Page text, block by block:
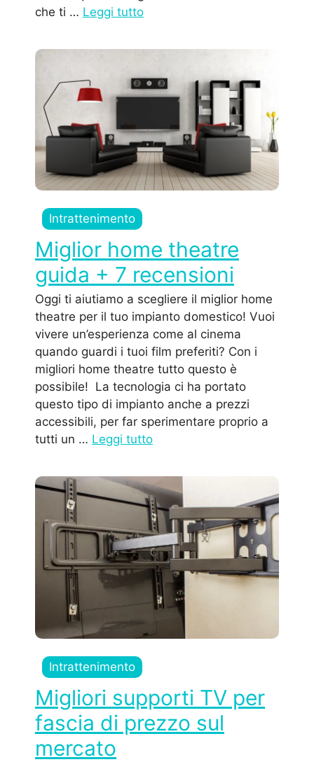
che ti … Leggi tutto
Intrattenimento
Miglior home theatre
guida + 7 recensioni
Oggi ti aiutiamo a scegliere il miglior home
theatre per il tuo impianto domestico! Vuoi
vivere un’esperienza come al cinema
quando guardi i tuoi film preferiti? Con i
migliori home theatre tutto questo è
possibile! La tecnologia ci ha portato
questo tipo di impianto anche a prezzi
accessibili, per far sperimentare proprio a
tutti un … Leggi tutto
Intrattenimento
Migliori supporti TV per
fascia di prezzo sul
mercato